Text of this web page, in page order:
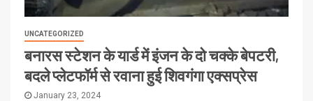
UNCATEGORIZED
बनारस स्टेशन के यार्ड में इंजन के दो चक्के बेपटरी,
बदले प्लेटफॉर्म से रवाना हुई शिवगंगा एक्सप्रेस
January 23, 2024